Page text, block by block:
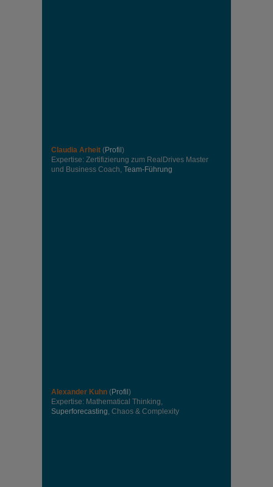
Claudia Arheit (Profil )
Expertise: Zertifizierung zum RealDrives Master
und Business Coach, Team-Führung
Alexander Kuhn (Profil )
Expertise: Mathematical Thinking,
Superforecasting, Chaos & Complexity